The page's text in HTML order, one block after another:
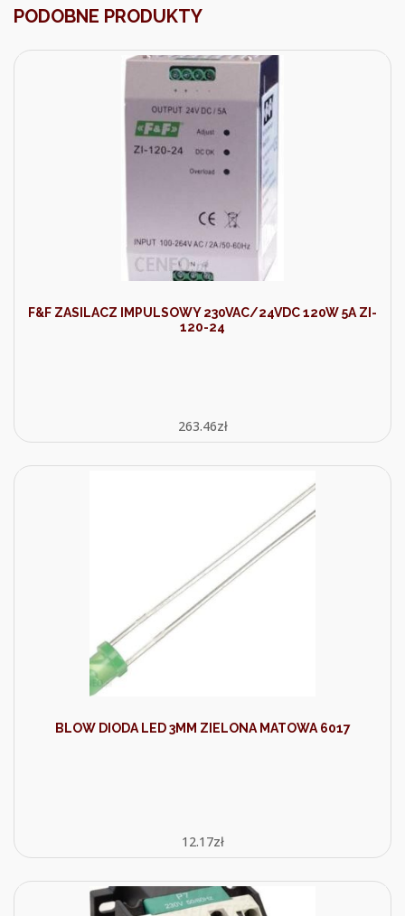
PODOBNE PRODUKTY
F&F ZASILACZ IMPULSOWY 230VAC/24VDC 120W 5A ZI-
120-24
263.46zł
BLOW DIODA LED 3MM ZIELONA MATOWA 6017
12.17zł